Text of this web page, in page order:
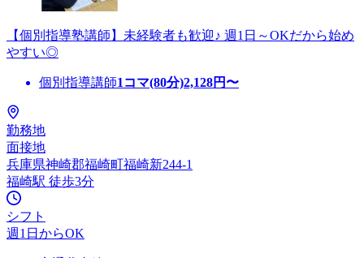
【個別指導塾講師】未経験者も歓迎♪ 週1日～OKだから始め
やすい◎
個別指導講師1コマ(80分)2,128円〜
勤務地
面接地
兵庫県神崎郡福崎町福崎新244-1
福崎駅 徒歩3分
シフト
週1日からOK